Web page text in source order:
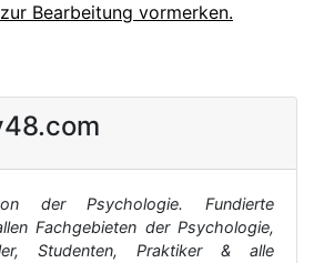
Bearbeitung vormerken.
der Psychologie. Fundierte
Fachgebieten der Psychologie,
Studenten, Praktiker & alle